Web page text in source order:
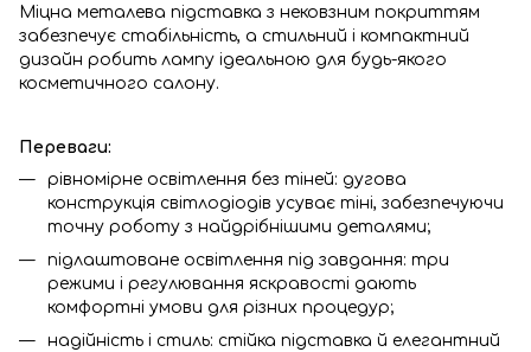
Міцна металева підставка з нековзним покриттям
забезпечує стабільність, а стильний і компактний
дизайн робить лампу ідеальною для будь-якого
косметичного салону.
Переваги:
рівномірне освітлення без тіней: дугова
конструкція світлодіодів усуває тіні, забезпечуючи
точну роботу з найдрібнішими деталями;
підлаштоване освітлення під завдання: три
режими і регулювання яскравості дають
комфортні умови для різних процедур;
надійність і стиль: стійка підставка й елегантний